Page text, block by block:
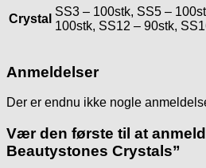
Crystal
SS3 – 100stk, SS5 –
100stk, SS12 – 90stk,
Anmeldelser
Der er endnu ikke nogle
Vær den første til at
Beautystones Crystals”